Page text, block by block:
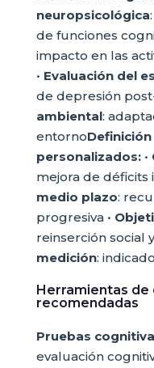
neuropsicológica
de funciones
impacto en las
• Evaluación del
de depresión post-
ambiental:
entorno
personalizados:•
mejora de déficits
medio plazo:
progresiva •
reinserción social
medición:
Herramientas de
recomendadas
Pruebas
evaluación